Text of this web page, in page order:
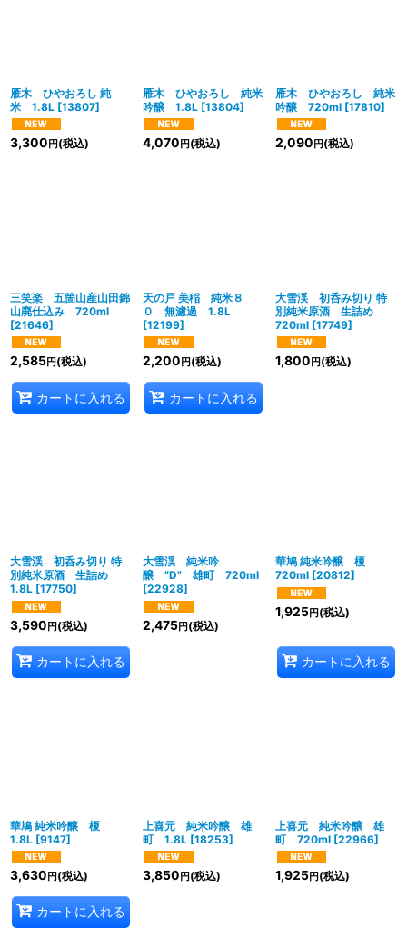
雁木 ひやおろし 純
米 1.8L [13807]
3,300 円 (税込)
雁木 ひやおろし 純米
吟醸 1.8L [13804]
4,070 円(税込)
雁木 ひやおろし 純米
吟醸 720ml [17810]
2,090 円(税込)
三笑楽 五箇山産山田錦
山廃仕込み 720ml
[21646]
2,585円 (税込)
カートに入れる
天の戸 美稲 純米８
０ 無濾過 1.8L
[12199]
2,200 円(税込)
カートに入れる
大雪渓 初呑み切り 特
別純米原酒 生詰め
720ml [17749]
1,800 円(税込)
大雪渓 初呑み切り 特
別純米原酒 生詰め
1.8L [17750]
3,590 円 (税込)
カートに入れる
大雪渓 純米吟
醸 “D” 雄町 720ml
[22928]
2,475円(税込)
華鳩 純米吟醸 榎
720ml [20812]
1,925円(税込)
カートに入れる
華鳩 純米吟醸 榎
1.8L [9147]
3,630 円 (税込)
カートに入れる
上喜元 純米吟醸 雄
町 1.8L [18253]
3,850 円(税込)
上喜元 純米吟醸 雄
町 720ml [22966]
1,925円(税込)